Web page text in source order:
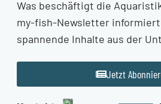
Was beschäftigt die
my-fish-Newsletter
spannende Inhalte aus der
Jetzt